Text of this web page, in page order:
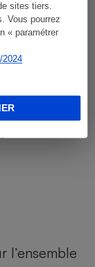
sites tiers.
Vous pourrez
« paramétrer
2024
propose le
l’ensemble